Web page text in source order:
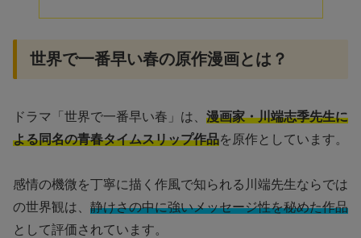
世界で一番早い春の原作漫画とは？
ドラマ「世界で一番早い春」は、 漫画家・川端志季先生に
よる同名の青春タイムスリップ作品を原作としています。
感情の機微を丁寧に描く作風で知られる川端先生ならでは
の世界観は、 静けさの中に強いメッセージ性を秘めた作品
として評価されています。